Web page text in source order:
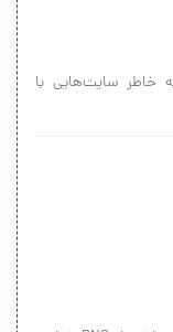
خاطر سایت‌هایی با